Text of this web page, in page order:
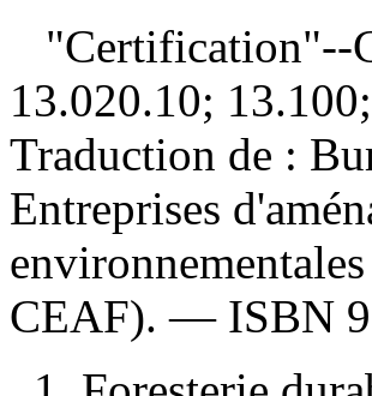
"Certification"--
13.020.10;
Traduction de :
Entreprises
CEAF). — ISBN